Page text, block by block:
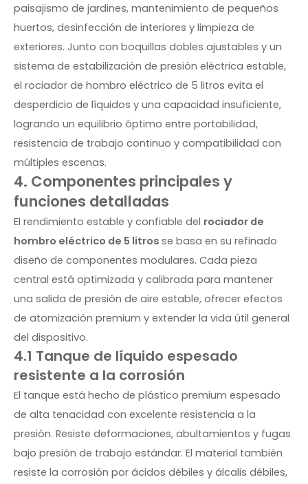
paisajismo de jardines, mantenimiento de pequeños
huertos, desinfección de interiores y limpieza de
exteriores. Junto con boquillas dobles ajustables y un
sistema de estabilización de presión eléctrica estable,
el rociador de hombro eléctrico de 5 litros evita el
desperdicio de líquidos y una capacidad insuficiente,
logrando un equilibrio óptimo entre portabilidad,
resistencia de trabajo continuo y compatibilidad con
múltiples escenas.
4. Componentes principales y
funciones detalladas
El rendimiento estable y confiable del rociador de
hombro eléctrico de 5 litros se basa en su refinado
diseño de componentes modulares. Cada pieza
central está optimizada y calibrada para mantener
una salida de presión de aire estable, ofrecer efectos
de atomización premium y extender la vida útil general
del dispositivo.
4.1 Tanque de líquido espesado
resistente a la corrosión
El tanque está hecho de plástico premium espesado
de alta tenacidad con excelente resistencia a la
presión. Resiste deformaciones, abultamientos y fugas
bajo presión de trabajo estándar. El material también
resiste la corrosión por ácidos débiles y álcalis débiles,